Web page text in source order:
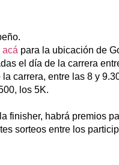
acá para la ubicación de
el día de la carrera
carrera, entre las 8 y
los 5K.
finisher, habrá premios
sorteos entre los